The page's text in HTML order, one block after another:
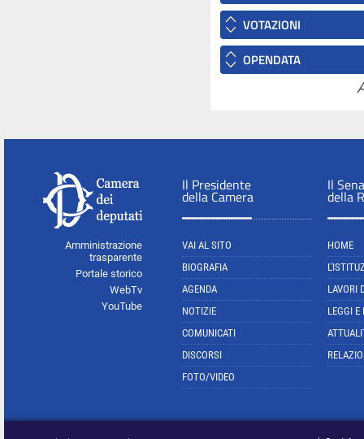
VOTAZIONI
OPENDATA
Amministrazione
trasparente
Portale storico
WebTv
YouTube
Il Presidente
della Camera
VAI AL SITO
BIOGRAFIA
AGENDA
NOTIZIE
COMUNICATI
DISCORSI
FOTO/VIDEO
Il
della
HOME
LAVORI
LEGGI E